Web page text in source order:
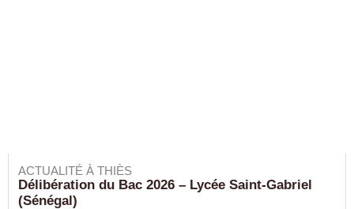
ACTUALITÉ À THIÈS
Délibération du Bac 2026 – Lycée Saint-Gabriel
(Sénégal)